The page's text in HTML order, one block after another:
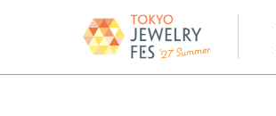
キ
ッ
プ